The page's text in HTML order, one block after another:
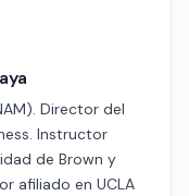
Director del
Instructor
de Brown y
afiliado en UCLA